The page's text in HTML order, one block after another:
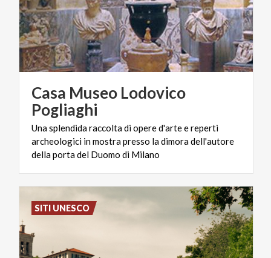
Casa Museo Lodovico
Pogliaghi
Una splendida raccolta di opere d'arte e reperti
archeologici in mostra presso la dimora dell'autore
della porta del Duomo di Milano
SITI UNESCO